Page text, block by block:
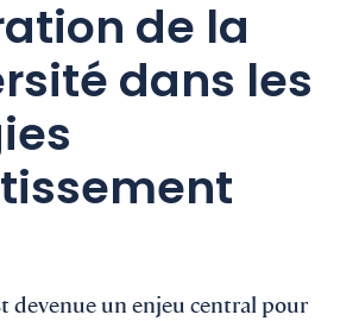
de la
dans les
devenue un enjeu central pour